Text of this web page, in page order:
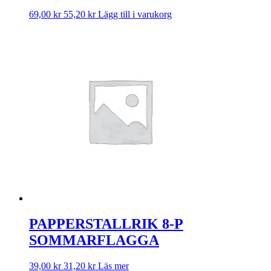
69,00 kr 55,20 kr Lägg till i varukorg
PAPPERSTALLRIK 8-P
SOMMARFLAGGA
39,00 kr 31,20 kr Läs mer